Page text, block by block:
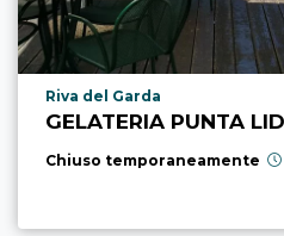
Località punto di interesse
Riva del Garda
GELATERIA PUNTA
Chiuso temporaneamente